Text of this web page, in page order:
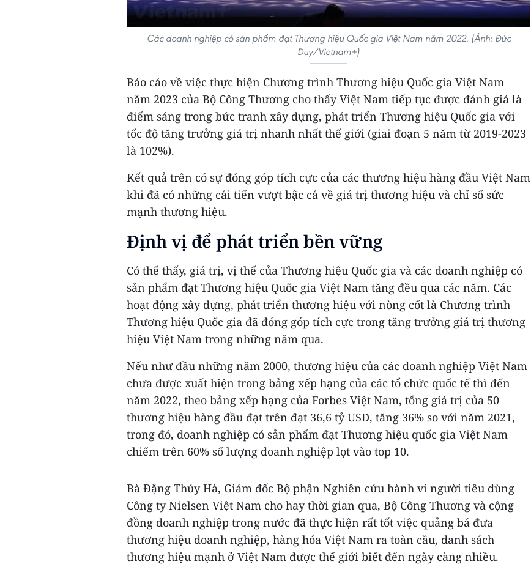
Các doanh nghiệp có sản phẩm đạt Thương hiệu Quốc gia Việt Nam năm 2022. (Ảnh: Đức
Duy/Vietnam+)
Báo cáo về việc thực hiện Chương trình Thương hiệu Quốc gia Việt Nam
năm 2023 của Bộ Công Thương cho thấy Việt Nam tiếp tục được đánh giá là
điểm sáng trong bức tranh xây dựng, phát triển Thương hiệu Quốc gia với
tốc độ tăng trưởng giá trị nhanh nhất thế giới (giai đoạn 5 năm từ 2019-2023
là 102%).
Kết quả trên có sự đóng góp tích cực của các thương hiệu hàng đầu Việt Nam
khi đã có những cải tiến vượt bậc cả về giá trị thương hiệu và chỉ số sức
mạnh thương hiệu.
Định vị để phát triển bền vững
Có thể thấy, giá trị, vị thế của Thương hiệu Quốc gia và các doanh nghiệp có
sản phẩm đạt Thương hiệu Quốc gia Việt Nam tăng đều qua các năm. Các
hoạt động xây dựng, phát triển thương hiệu với nòng cốt là Chương trình
Thương hiệu Quốc gia đã đóng góp tích cực trong tăng trưởng giá trị thương
hiệu Việt Nam trong những năm qua.
Nếu như đầu những năm 2000, thương hiệu của các doanh nghiệp Việt Nam
chưa được xuất hiện trong bảng xếp hạng của các tổ chức quốc tế thì đến
năm 2022, theo bảng xếp hạng của Forbes Việt Nam, tổng giá trị của 50
thương hiệu hàng đầu đạt trên đạt 36,6 tỷ USD, tăng 36% so với năm 2021,
trong đó, doanh nghiệp có sản phẩm đạt Thương hiệu quốc gia Việt Nam
chiếm trên 60% số lượng doanh nghiệp lọt vào top 10.
Bà Đặng Thúy Hà, Giám đốc Bộ phận Nghiên cứu hành vi người tiêu dùng
Công ty Nielsen Việt Nam cho hay thời gian qua, Bộ Công Thương và cộng
đồng doanh nghiệp trong nước đã thực hiện rất tốt việc quảng bá đưa
thương hiệu doanh nghiệp, hàng hóa Việt Nam ra toàn cầu, danh sách
thương hiệu mạnh ở Việt Nam được thế giới biết đến ngày càng nhiều.